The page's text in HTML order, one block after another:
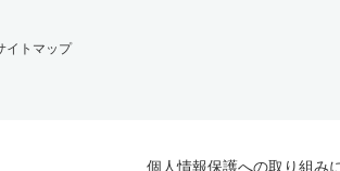
イトマップ
個人情報保護への取り組み